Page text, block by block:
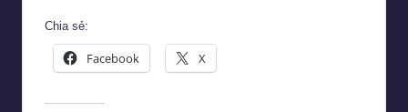
Chia sẻ:
Facebook X